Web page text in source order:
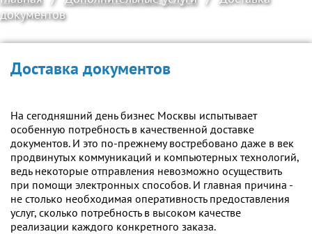
документов
Доставка документов
На сегодняшний день бизнес Москвы испытывает
особенную потребность в качественной доставке
документов. И это по-прежнему востребовано даже в век
продвинутых коммуникаций и компьютерных технологий,
ведь некоторые отправления невозможно осуществить
при помощи электронных способов. И главная причина -
не столько необходимая оперативность предоставления
услуг, сколько потребность в высоком качестве
реализации каждого конкретного заказа.